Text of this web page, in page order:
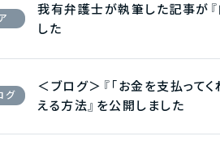
我有弁護士が執筆した記事が
した
グ
＜ブログ＞『「お金を支払って
える方法』を公開しました